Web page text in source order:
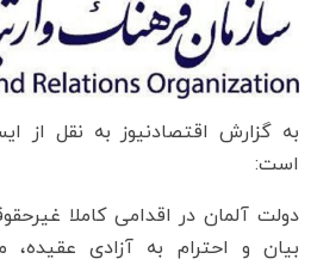
به گزارش اقتصادنیوز به نقل از
است:
دولت آلمان در اقدامی کاملا
بیان و احترام به آزادی عقیده،